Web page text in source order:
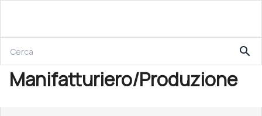
search
Manifatturiero/Produzione